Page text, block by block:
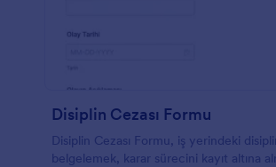
Disiplin Cezası Formu
Disiplin Cezası Formu, iş yerindeki
belgelemek, karar sürecini kayıt altına